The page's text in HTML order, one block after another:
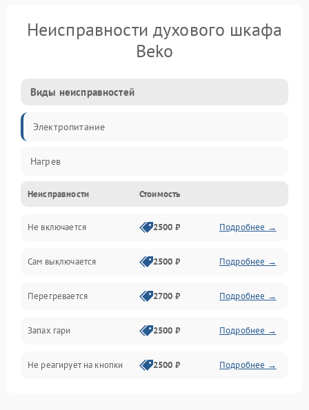
Неисправности духового шкафа
Beko
Виды неисправностей
Электропитание
Нагрев
Неисправности Стоимость
Не включается 2500 ₽ Подробнее →
Сам выключается 2500 ₽ Подробнее →
Перегревается 2700 ₽ Подробнее →
Запах гари 2500 ₽ Подробнее →
Не реагирует на кнопки 2500 ₽ Подробнее →